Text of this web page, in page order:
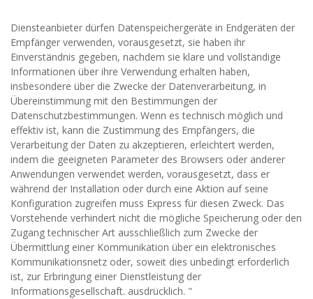
Diensteanbieter dürfen Datenspeichergeräte in Endgeräten der
Empfänger verwenden, vorausgesetzt, sie haben ihr
Einverständnis gegeben, nachdem sie klare und vollständige
Informationen über ihre Verwendung erhalten haben,
insbesondere über die Zwecke der Datenverarbeitung, in
Übereinstimmung mit den Bestimmungen der
Datenschutzbestimmungen. Wenn es technisch möglich und
effektiv ist, kann die Zustimmung des Empfängers, die
Verarbeitung der Daten zu akzeptieren, erleichtert werden,
indem die geeigneten Parameter des Browsers oder anderer
Anwendungen verwendet werden, vorausgesetzt, dass er
während der Installation oder durch eine Aktion auf seine
Konfiguration zugreifen muss Express für diesen Zweck. Das
Vorstehende verhindert nicht die mögliche Speicherung oder den
Zugang technischer Art ausschließlich zum Zwecke der
Übermittlung einer Kommunikation über ein elektronisches
Kommunikationsnetz oder, soweit dies unbedingt erforderlich
ist, zur Erbringung einer Dienstleistung der
Informationsgesellschaft. ausdrücklich. "